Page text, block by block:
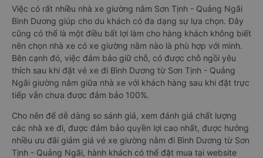
Việc có rất nhiều nhà xe giường nằm Sơn Tịnh - Quảng Ngãi
Bình Dương giúp cho du khách có đa dạng sự lựa chọn. Đây
cũng có thể là một điều bất lợi làm cho hàng khách không biết
nên chọn nhà xe có xe giường nằm nào là phù hợp với mình.
Bên cạnh đó, việc đảm bảo giữ chỗ, có được chỗ ngồi yêu
thích sau khi đặt vé xe đi Bình Dương từ Sơn Tịnh - Quảng
Ngãi giường nằm giữa nhà xe với khách hàng sau khi đặt trực
tiếp vẫn chưa được đảm bảo 100%.
Cho nên để dễ dàng so sánh giá, xem đánh giá chất lượng
các nhà xe đi, được đảm bảo quyền lợi cao nhất, được hưởng
nhiều ưu đãi giảm giá vé xe giường nằm đi Bình Dương từ Sơn
Tịnh - Quảng Ngãi, hành khách có thể đặt mua tại website